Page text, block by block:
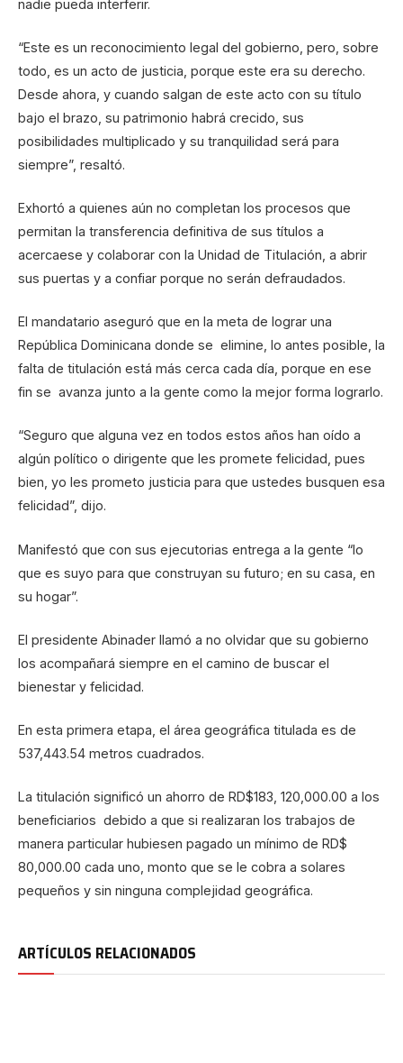
nadie pueda interferir.
“Este es un reconocimiento legal del gobierno, pero, sobre
todo, es un acto de justicia, porque este era su derecho.
Desde ahora, y cuando salgan de este acto con su título
bajo el brazo, su patrimonio habrá crecido, sus
posibilidades multiplicado y su tranquilidad será para
siempre”, resaltó.
Exhortó a quienes aún no completan los procesos que
permitan la transferencia definitiva de sus títulos a
acercaese y colaborar con la Unidad de Titulación, a abrir
sus puertas y a confiar porque no serán defraudados.
El mandatario aseguró que en la meta de lograr una
República Dominicana donde se elimine, lo antes posible, la
falta de titulación está más cerca cada día, porque en ese
fin se avanza junto a la gente como la mejor forma lograrlo.
“Seguro que alguna vez en todos estos años han oído a
algún político o dirigente que les promete felicidad, pues
bien, yo les prometo justicia para que ustedes busquen esa
felicidad”, dijo.
Manifestó que con sus ejecutorias entrega a la gente “lo
que es suyo para que construyan su futuro; en su casa, en
su hogar”.
El presidente Abinader llamó a no olvidar que su gobierno
los acompañará siempre en el camino de buscar el
bienestar y felicidad.
En esta primera etapa, el área geográfica titulada es de
537,443.54 metros cuadrados.
La titulación significó un ahorro de RD$183, 120,000.00 a los
beneficiarios debido a que si realizaran los trabajos de
manera particular hubiesen pagado un mínimo de RD$
80,000.00 cada uno, monto que se le cobra a solares
pequeños y sin ninguna complejidad geográfica.
ARTÍCULOS RELACIONADOS